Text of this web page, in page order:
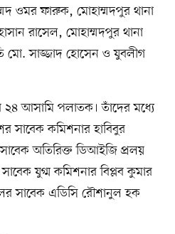
ওমর ফারুক, মোহাম্মদপুর থানা
রাসেল, মোহাম্মদপুর থানা
মো. সাজ্জাদ হোসেন ও যুবলীগ
আসামি পলাতক। তাঁদের মধ্যে
সাবেক কমিশনার হাবিবুর
অতিরিক্ত ডিআইজি প্রলয়
যুগ্ম কমিশনার বিপ্লব কুমার
সাবেক এডিসি রৌশানুল হক